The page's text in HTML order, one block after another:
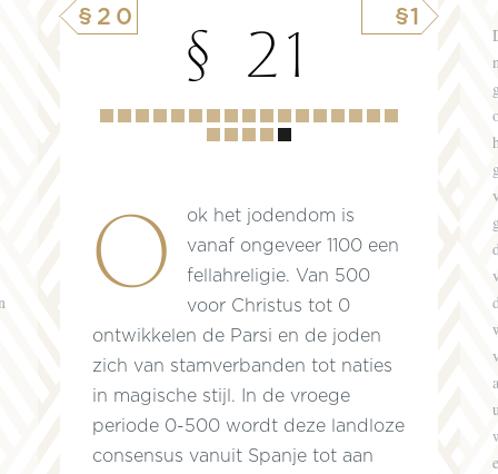
§20 §1
§ 21
Hoofdstuk
1 2 3 4 5 6 7 8 9 10 11 12 13 14 15
17 18 19 20
Ook het jodendom is
vanaf ongeveer 1100 een
fellahreligie. Van 500
voor Christus tot 0
ontwikkelen de Parsi en de joden
zich van stamverbanden tot naties
in magische stijl. In de vroege
periode 0-500 wordt deze landloze
consensus vanuit Spanje tot aan